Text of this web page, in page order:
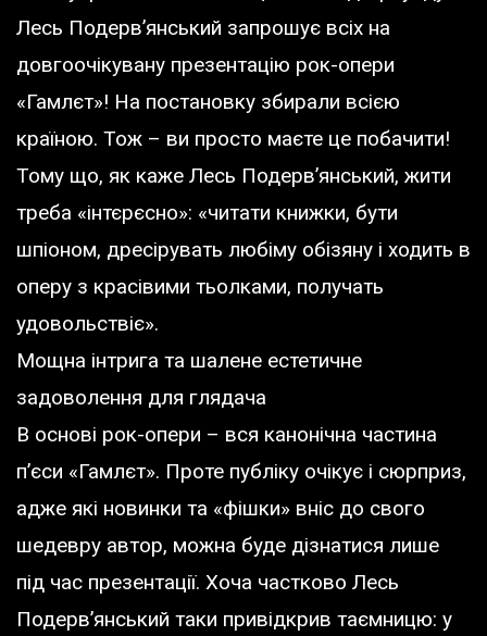
Лесь Подерв’янський запрошує всіх на
довгоочікувану презентацію рок-опери
«Гамлєт»! На постановку збирали всією
країною. Тож – ви просто маєте це побачити!
Тому що, як каже Лесь Подерв’янський, жити
треба «інтєрєсно»: «читати книжки, бути
шпіоном, дресірувать любіму обізяну і ходить в
оперу з красівими тьолками, получать
удовольствіє».
Мощна інтрига та шалене естетичне
задоволення для глядача
В основі рок-опери – вся канонічна частина
п’єси «Гамлєт». Проте публіку очікує і сюрприз,
адже які новинки та «фішки» вніс до свого
шедевру автор, можна буде дізнатися лише
під час презентації. Хоча частково Лесь
Подерв’янський таки привідкрив таємницю: у